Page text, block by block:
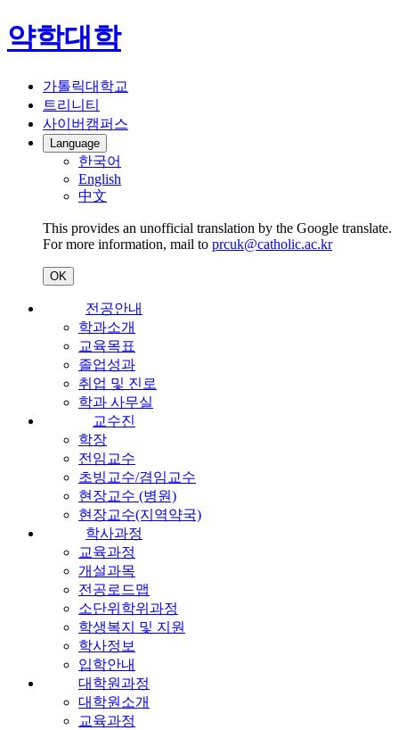
약학대학
가톨릭대학교
트리니티
사이버캠퍼스
Language
한국어
English
中文
This provides an unofficial translation by the Google translate.
For more information, mail to prcuk@catholic.ac.kr
OK
전공안내
학과소개
교육목표
졸업성과
취업 및 진로
학과 사무실
교수진
학장
전임교수
초빙교수/겸임교수
현장교수 (병원)
현장교수(지역약국)
학사과정
교육과정
개설과목
전공로드맵
소단위학위과정
학생복지 및 지원
학사정보
입학안내
대학원과정
대학원소개
교육과정